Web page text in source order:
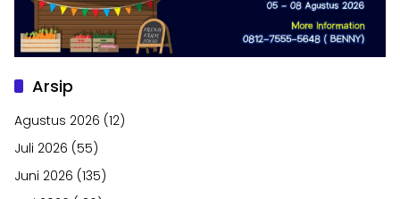
Arsip
Agustus 2026 (12)
Juli 2026 (55)
Juni 2026 (135)